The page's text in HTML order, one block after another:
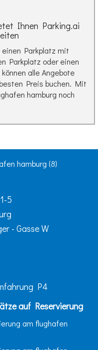
Ihnen Parking.ai
einen Parkplatz mit
Parkplatz oder einen
alle Angebote
Preis buchen. Mit
hamburg noch
hamburg (8)
5
- Gasse W
P4
auf Reservierung
am flughafen